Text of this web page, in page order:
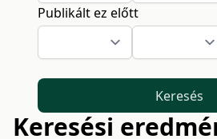
Publikált ez előtt
Keresés
Keresési